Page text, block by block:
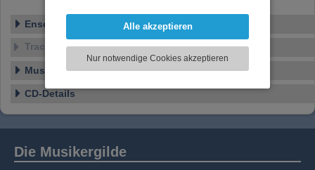
Funktionen für soziale Medien anbieten zu
zu analysieren. Dabei werden ggf.
Informationen zu Ihrer Verwendung unserer
soziale Medien, Werbung und Analysen
oder die sie im Rahmen Ihrer Nutzung der
Dienste gesammelt haben.
Alle akzeptieren
Nur notwendige Cookies akzeptieren
Ensemble
Tracklist
Musikstil
CD-Details
Die Musikergilde